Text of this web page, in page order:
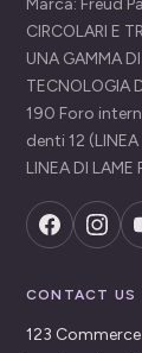
Marca: Freud
CIRCOLARI E
UNA GAMMA
TECNOLOGIA
190 Foro
denti 12
LINEA DI LAME
CONTACT US
123